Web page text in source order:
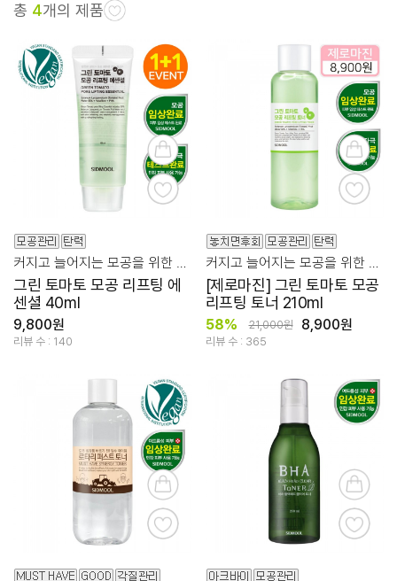
총 4개의 제품
그린 토마토 모공 리프팅 에
센셜 40ml
9,800원
리뷰 수 : 140
[제로마진] 그린 토마토 모공
리프팅 토너 210ml
58% 21,000원 8,900원
리뷰 수 : 365